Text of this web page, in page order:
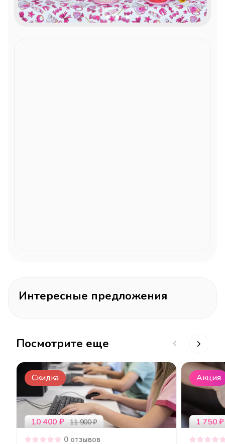
Интересные предложения
Посмотрите еще
Скидка
10 400 ₽ 11 900₽
0 отзывов
Акция
1 750₽